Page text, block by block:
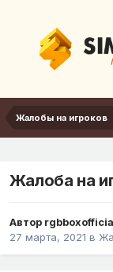
Жалобы на игроков
Жалоба на
Автор
27 марта, 2021 в